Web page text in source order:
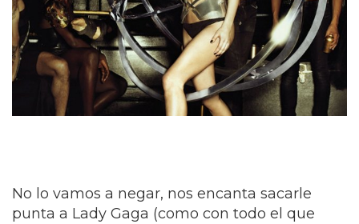
No lo vamos a negar, nos encanta sacarle
punta a Lady Gaga (como con todo el que